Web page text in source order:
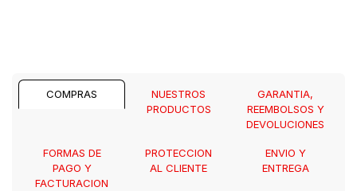
COMPRAS
NUESTROS
PRODUCTOS
GARANTIA,
REEMBOLSOS Y
DEVOLUCIONES
FORMAS DE
PAGO Y
FACTURACION
PROTECCION
AL CLIENTE
ENVIO Y
ENTREGA